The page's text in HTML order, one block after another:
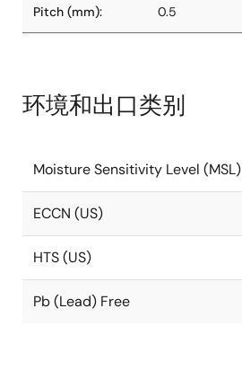
Pitch (mm): 0.5
环境和出口类别
Moisture Sensitivity Level (MSL)
ECCN (US)
HTS (US)
Pb (Lead) Free